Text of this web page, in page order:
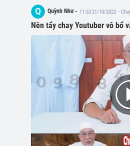
Quỳnh Như - 11:53 21/10/2022 -
Nên tẩy chay Youtuber vô bổ